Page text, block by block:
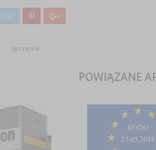
życzenia
POWIĄZANE